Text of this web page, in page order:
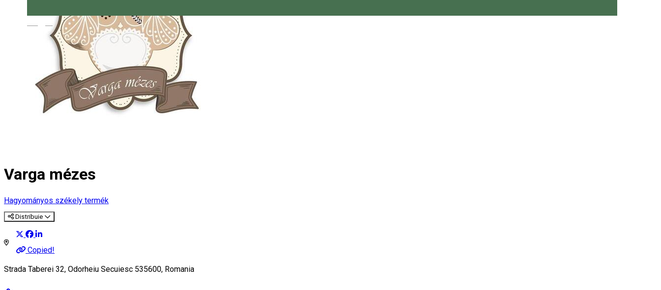
Varga mézes
Hagyományos székely termék
Distribuie
Copied!
Strada Taberei 32, Odorheiu Secuiesc 535600, Romania